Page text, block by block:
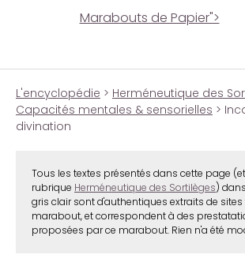
Marabouts de Papier">
L'encyclopédie > Herméneutique des
Capacités mentales & sensorielles >
divination
Tous les textes présentés dans cette page
rubrique Herméneutique des Sortilèges)
gris clair sont d'authentiques extraits de
marabout, et correspondent à des
proposées par ce marabout. Rien n'a été